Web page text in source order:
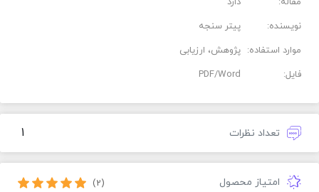
نویسنده:
پیتر سنجه
موارد استفاده: پژوهش، ارزیابی
فایل:
PDF/Word
تعداد نظرات 1
امتیاز محصول (2)